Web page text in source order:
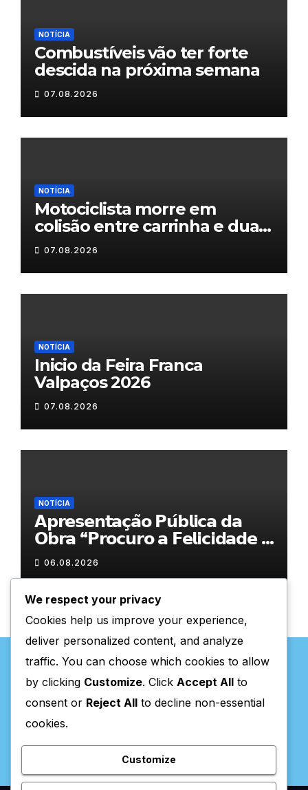
NOTÍCIA
Combustíveis vão ter forte
descida na próxima semana
07.08.2026
NOTÍCIA
Motociclista morre em
colisão entre carrinha e duas
motas em Chaves
07.08.2026
NOTÍCIA
Inicio da Feira Franca
Valpaços 2026
07.08.2026
NOTÍCIA
𝗔𝗽𝗿𝗲𝘀𝗲𝗻𝘁𝗮𝗰̧𝗮̃𝗼 𝗣𝘂́𝗯𝗹𝗶𝗰𝗮 𝗱𝗮
𝗢𝗯𝗿𝗮 “𝗣𝗿𝗼𝗰𝘂𝗿𝗼 𝗮 𝗙𝗲𝗹𝗶𝗰𝗶𝗱𝗮𝗱𝗲 𝗲
𝗲𝗹𝗮 𝗺𝗼𝗿𝗮 𝗰𝗼𝗺𝗶𝗴𝗼”
06.08.2026
Valpaços Online
We respect your privacy
Cookies help us improve your experience,
deliver personalized content, and analyze
traffic. You can choose which cookies to allow
by clicking Customize. Click Accept All to
consent or Reject All to decline non-essential
cookies.
Customize